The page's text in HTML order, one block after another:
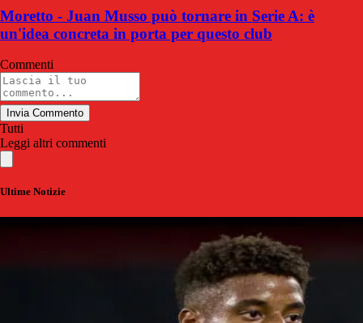
Moretto - Juan Musso può tornare in Serie A: è
un'idea concreta in porta per questo club
Commenti
Invia Commento
Tutti
Leggi altri commenti
Ultime Notizie